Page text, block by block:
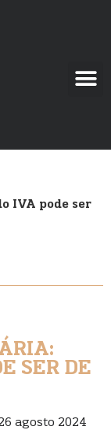
IVA pode ser
SER DE
agosto 2024